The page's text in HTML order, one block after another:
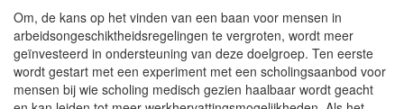
Om, de kans op het vinden van een baan voor mensen in
arbeidsongeschiktheidsregelingen te vergroten, wordt meer
geïnvesteerd in ondersteuning van deze doelgroep. Ten eerste
wordt gestart met een experiment met een scholingsaanbod voor
mensen bij wie scholing medisch gezien haalbaar wordt geacht